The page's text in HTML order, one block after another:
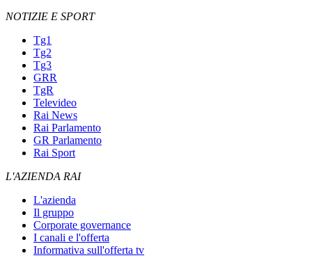
NOTIZIE E SPORT
Tg1
Tg2
Tg3
GRR
TgR
Televideo
Rai News
Rai Parlamento
GR Parlamento
Rai Sport
L'AZIENDA RAI
L'azienda
Il gruppo
Corporate governance
I canali e l'offerta
Informativa sull'offerta tv